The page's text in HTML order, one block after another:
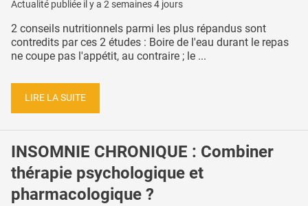
Actualité publiée il y a 2 semaines 4 jours
2 conseils nutritionnels parmi les plus répandus sont
contredits par ces 2 études : Boire de l'eau durant le repas
ne coupe pas l'appétit, au contraire ; le ...
LIRE LA SUITE
INSOMNIE CHRONIQUE : Combiner
thérapie psychologique et
pharmacologique ?